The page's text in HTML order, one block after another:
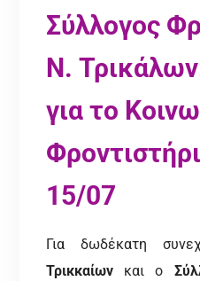
Σύλλογος
Ν.
για το
15/07
Για δωδέκατη
Τρικκαίων και ο